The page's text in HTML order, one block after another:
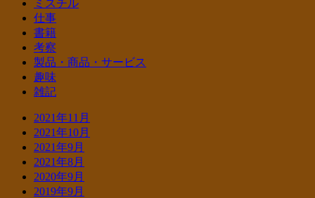
ミスチル
仕事
書籍
考察
製品・商品・サービス
趣味
雑記
2021年11月
2021年10月
2021年9月
2021年8月
2020年9月
2019年9月